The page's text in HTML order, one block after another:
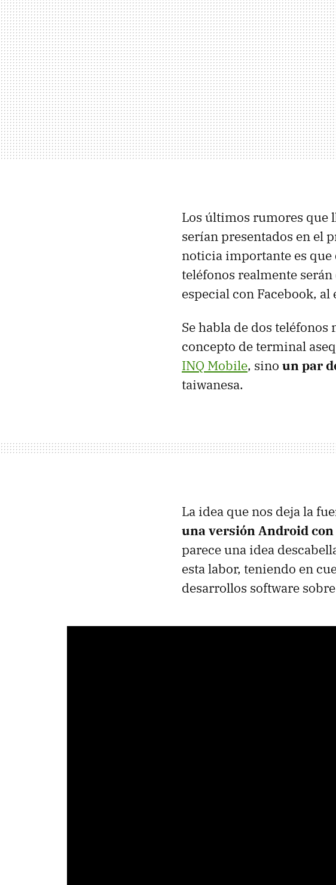
Los últimos rumores que
serían presentados en el
noticia importante es que
teléfonos realmente
especial con Facebook, al
Se habla de dos
concepto de terminal
INQ Mobile, sino un par
taiwanesa.
La idea que nos deja la
una versión Android
parece una idea
esta labor, teniendo en
desarrollos software